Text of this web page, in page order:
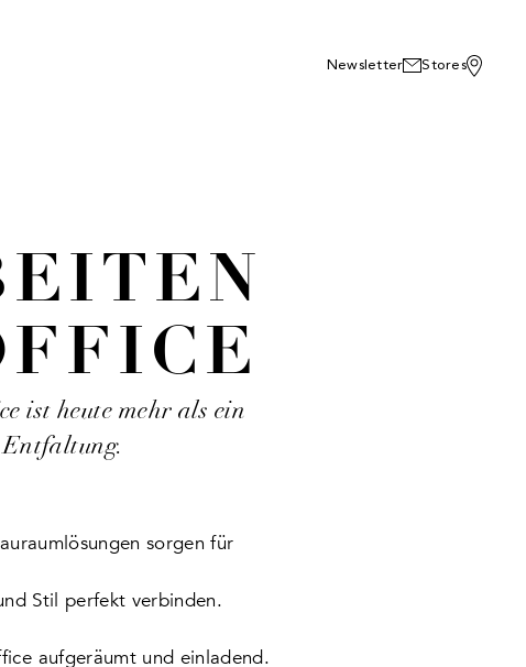
Newsletter Stores
ist heute mehr als ein
sorgen für
Stil perfekt verbinden.
aufgeräumt und einladend.